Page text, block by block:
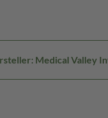
Medical Valley